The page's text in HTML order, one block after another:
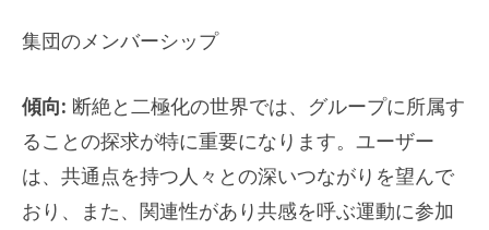
集団のメンバーシップ
傾向: 断絶と二極化の世界では、グループに所属す
ることの探求が特に重要になります。ユーザー
は、共通点を持つ人々との深いつながりを望んで
おり、また、関連性があり共感を呼ぶ運動に参加